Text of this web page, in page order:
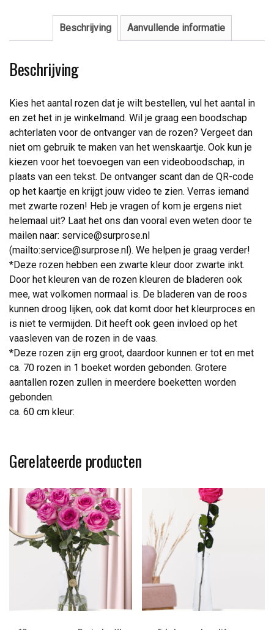
Beschrijving Aanvullende informatie
Beschrijving
Kies het aantal rozen dat je wilt bestellen, vul het aantal in
en zet het in je winkelmand. Wil je graag een boodschap
achterlaten voor de ontvanger van de rozen? Vergeet dan
niet om gebruik te maken van het wenskaartje. Ook kun je
kiezen voor het toevoegen van een videoboodschap, in
plaats van een tekst. De ontvanger scant dan de QR-code
op het kaartje en krijgt jouw video te zien. Verras iemand
met zwarte rozen! Heb je vragen of kom je ergens niet
helemaal uit? Laat het ons dan vooral even weten door te
mailen naar: service@surprose.nl
(mailto:service@surprose.nl). We helpen je graag verder!
*Deze rozen hebben een zwarte kleur door zwarte inkt.
Door het kleuren van de rozen kleuren de bladeren ook
mee, wat volkomen normaal is. De bladeren van de roos
kunnen droog lijken, ook dat komt door het kleurproces en
is niet te vermijden. Dit heeft ook geen invloed op het
vaasleven van de rozen in de vaas.
*Deze rozen zijn erg groot, daardoor kunnen er tot en met
ca. 70 rozen in 1 boeket worden gebonden. Grotere
aantallen rozen zullen in meerdere boeketten worden
gebonden.
ca. 60 cm kleur:
Gerelateerde producten